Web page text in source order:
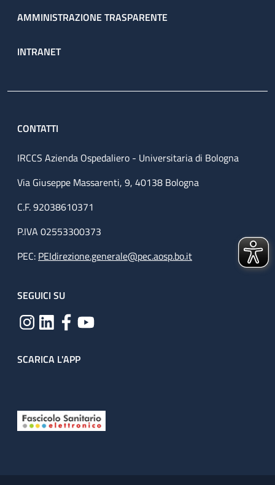
AMMINISTRAZIONE TRASPARENTE
INTRANET
CONTATTI
IRCCS Azienda Ospedaliero - Universitaria di Bologna
Via Giuseppe Massarenti, 9, 40138 Bologna
C.F. 92038610371
P.IVA 02553300373
PEC: PEIdirezione.generale@pec.aosp.bo.it
SEGUICI SU
SCARICA L'APP